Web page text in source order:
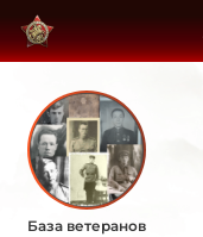
База ветеранов